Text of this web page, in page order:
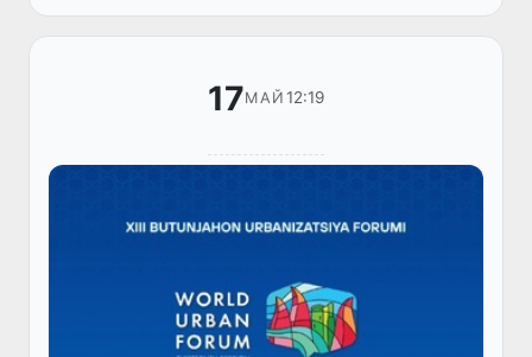
Вена баргузор гардид, иштир...
17МАЙ 12:19